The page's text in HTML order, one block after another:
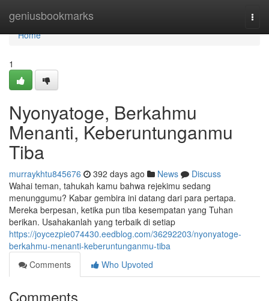
geniusbookmarks
Home
Home
1
Nyonyatoge, Berkahmu
Menanti, Keberuntunganmu
Tiba
murraykhtu845676 392 days ago News
Discuss
Wahai teman, tahukah kamu bahwa rejekimu sedang
menunggumu? Kabar gembira ini datang dari para pertapa.
Mereka berpesan, ketika pun tiba kesempatan yang Tuhan
berikan. Usahakanlah yang terbaik di setiap
https://joycezpie074430.eedblog.com/36292203/nyonyatoge-
berkahmu-menanti-keberuntunganmu-tiba
Comments
Who Upvoted
Comments